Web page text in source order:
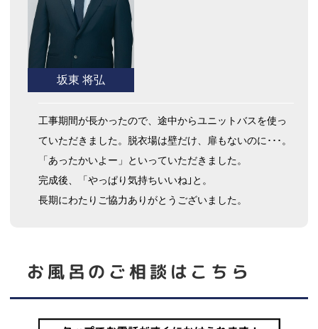
坂東 将弘
工事期間が長かったので、途中からユニットバスを使っ
ていただきました。脱衣場は壁だけ、扉もないのに･･･。
「あったかいよー」といっていただきました。
完成後、「やっぱり気持ちいいね｣と。
長期にわたりご協力ありがとうございました。
お風呂 のご相談はこちら